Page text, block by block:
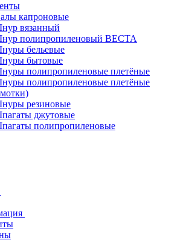
капроновые
вязанный
полипропиленовый ВЕСТА
бельевые
бытовые
полипропиленовые плетёные
полипропиленовые плетёные
резиновые
джутовые
полипропиленовые